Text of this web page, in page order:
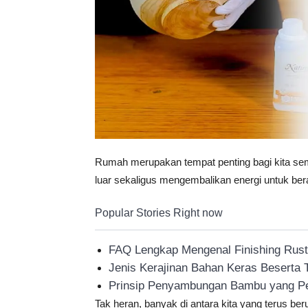
Rumah merupakan tempat penting bagi kita
luar sekaligus mengembalikan energi untuk
Popular Stories Right now
FAQ Lengkap Mengenal Finishing
Jenis Kerajinan Bahan Keras Beserta
Prinsip Penyambungan Bambu yang
Tak heran, banyak di antara kita yang terus